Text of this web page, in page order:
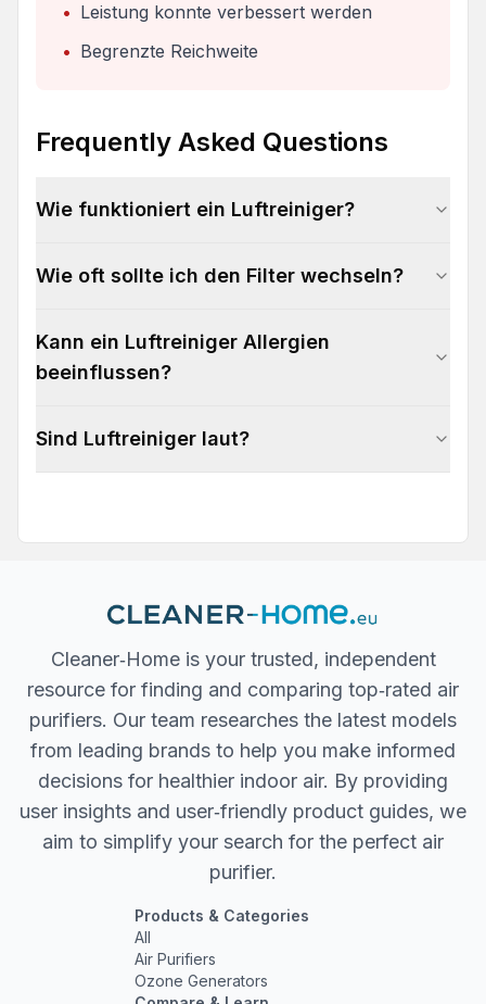
• Leistung konnte verbessert werden
• Begrenzte Reichweite
Frequently Asked Questions
Wie funktioniert ein Luftreiniger?
Wie oft sollte ich den Filter wechseln?
Kann ein Luftreiniger Allergien
beeinflussen?
Sind Luftreiniger laut?
Cleaner‐Home is your trusted, independent
resource for finding and comparing top‐rated air
purifiers. Our team researches the latest models
from leading brands to help you make informed
decisions for healthier indoor air. By providing
user insights and user‐friendly product guides, we
aim to simplify your search for the perfect air
purifier.
Products & Categories
All
Air Purifiers
Ozone Generators